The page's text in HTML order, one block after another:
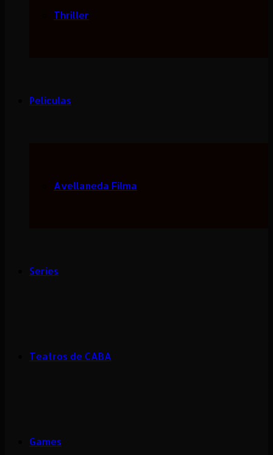
Thriller
Peliculas
Avellaneda Filma
Series
Teatros de CABA
Games